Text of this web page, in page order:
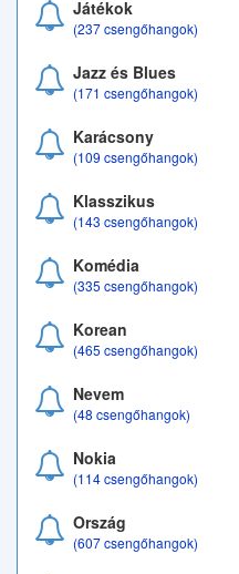
Játékok
(237 csengőhangok)
Jazz és Blues
(171 csengőhangok)
Karácsony
(109 csengőhangok)
Klasszikus
(143 csengőhangok)
Komédia
(335 csengőhangok)
Korean
(465 csengőhangok)
Nevem
(48 csengőhangok)
Nokia
(114 csengőhangok)
Ország
(607 csengőhangok)